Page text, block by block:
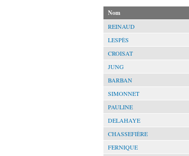
Nom
REINAUD
LESPÈS
CROISAT
JUNG
BARBAN
SIMONNET
PAULINE
DELAHAYE
CHASSEFIÈRE
FERNIQUE